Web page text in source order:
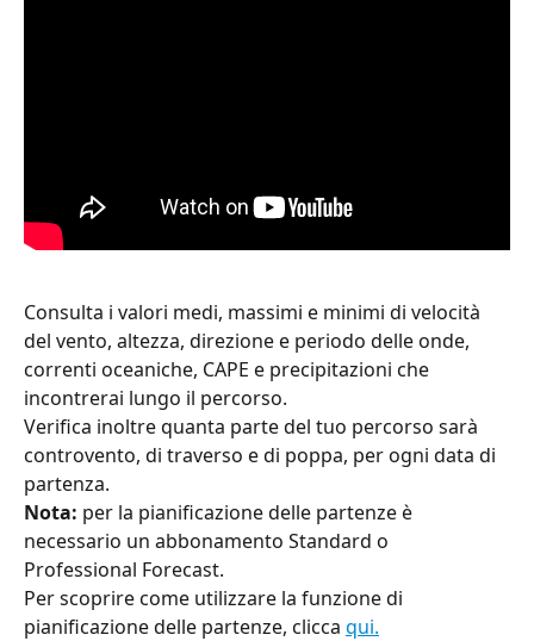
Consulta i valori medi, massimi e minimi di velocità
del vento, altezza, direzione e periodo delle onde,
correnti oceaniche, CAPE e precipitazioni che
incontrerai lungo il percorso.
Verifica inoltre quanta parte del tuo percorso sarà
controvento, di traverso e di poppa, per ogni data di
partenza.
Nota: per la pianificazione delle partenze è
necessario un abbonamento Standard o
Professional Forecast.
Per scoprire come utilizzare la funzione di
pianificazione delle partenze, clicca qui.